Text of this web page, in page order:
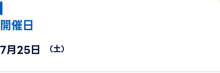
開催日
7月25日 （土）